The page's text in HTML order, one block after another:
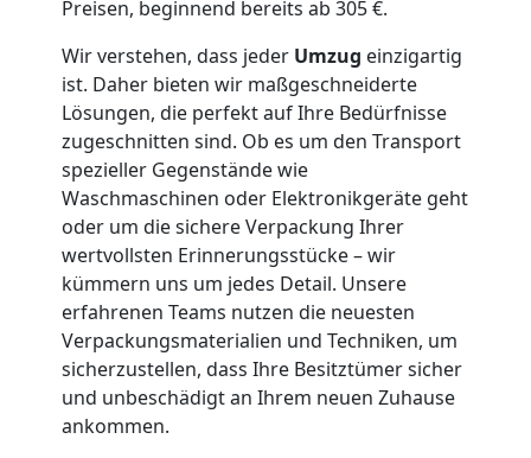
Preisen, beginnend bereits ab 305 €.
Wir verstehen, dass jeder Umzug einzigartig
ist. Daher bieten wir maßgeschneiderte
Lösungen, die perfekt auf Ihre Bedürfnisse
zugeschnitten sind. Ob es um den Transport
spezieller Gegenstände wie
Waschmaschinen oder Elektronikgeräte geht
oder um die sichere Verpackung Ihrer
wertvollsten Erinnerungsstücke – wir
kümmern uns um jedes Detail. Unsere
erfahrenen Teams nutzen die neuesten
Verpackungsmaterialien und Techniken, um
sicherzustellen, dass Ihre Besitztümer sicher
und unbeschädigt an Ihrem neuen Zuhause
ankommen.
LKW
Möbellift
Leonding
Übersiedlung
Leonding